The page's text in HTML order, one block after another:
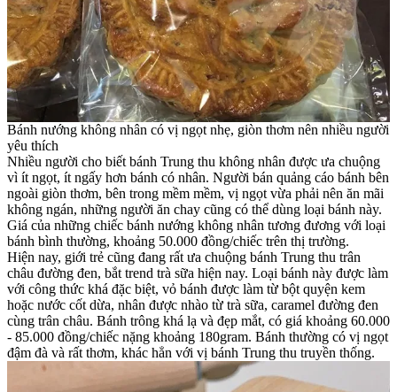
Bánh nướng không nhân có vị ngọt nhẹ, giòn thơm nên nhiều người
yêu thích
Nhiều người cho biết bánh Trung thu không nhân được ưa chuộng
vì ít ngọt, ít ngấy hơn bánh có nhân. Người bán quảng cáo bánh bên
ngoài giòn thơm, bên trong mềm mềm, vị ngọt vừa phải nên ăn mãi
không ngán, những người ăn chay cũng có thể dùng loại bánh này.
Giá của những chiếc bánh nướng không nhân tương đương với loại
bánh bình thường, khoảng 50.000 đồng/chiếc trên thị trường.
Hiện nay, giới trẻ cũng đang rất ưa chuộng bánh Trung thu trân
châu đường đen, bắt trend trà sữa hiện nay. Loại bánh này được làm
với công thức khá đặc biệt, vỏ bánh được làm từ bột quyện kem
hoặc nước cốt dừa, nhân được nhào từ trà sữa, caramel đường đen
cùng trân châu. Bánh trông khá lạ và đẹp mắt, có giá khoảng 60.000
- 85.000 đồng/chiếc nặng khoảng 180gram. Bánh thường có vị ngọt
đậm đà và rất thơm, khác hẳn với vị bánh Trung thu truyền thống.